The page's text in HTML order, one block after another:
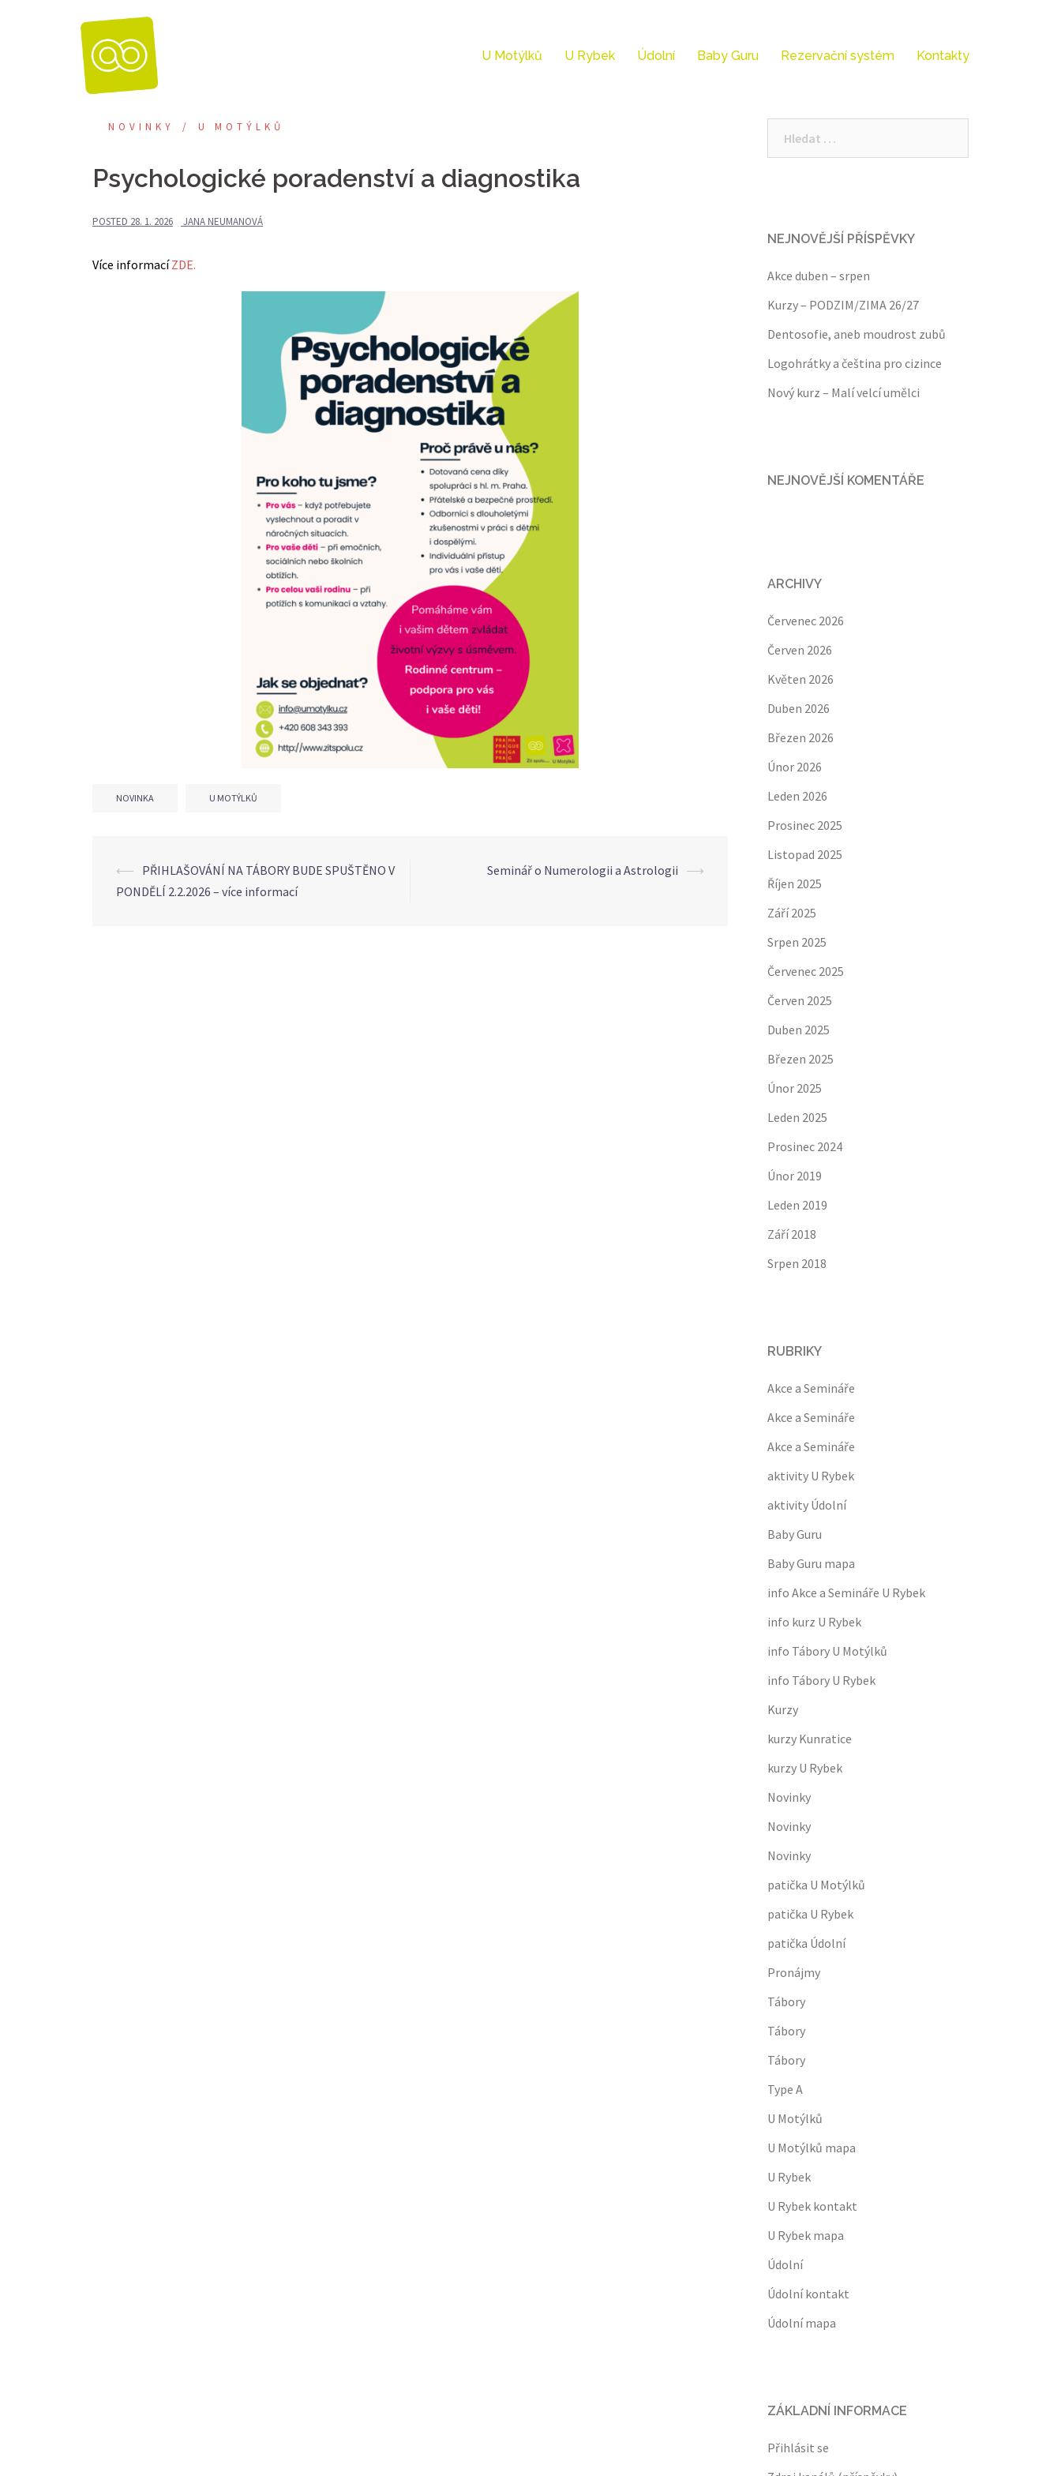
U Motýlků U Rybek Údolní Baby Guru Rezervační systém Kontakty
NOVINKY U MOTÝLKŮ
Psychologické poradenství a diagnostika
POSTED 28. 1. 2026 JANA NEUMANOVÁ
Více informacíZDE.
NOVINKA U MOTÝLKŮ
Post
⟵ PŘIHLAŠOVÁNÍ NA TÁBORY BUDE SPUŠTĚNO V
PONDĚLÍ 2.2.2026 – více informací
Seminář o Numerologii a Astrologii ⟶
NEJNOVĚJŠÍ PŘÍSPĚVKY
Akce duben – srpen
Kurzy – PODZIM/ZIMA 26/27
Dentosofie, aneb moudrost zubů
Logohrátky a čeština pro cizince
Nový kurz – Malí velcí umělci
NEJNOVĚJŠÍ KOMENTÁŘE
ARCHIVY
Červenec 2026
Červen 2026
Květen 2026
Duben 2026
Březen 2026
Únor 2026
Leden 2026
Prosinec 2025
Listopad 2025
Říjen 2025
Září 2025
Srpen 2025
Červenec 2025
Červen 2025
Duben 2025
Březen 2025
Únor 2025
Leden 2025
Prosinec 2024
Únor 2019
Leden 2019
Září 2018
Srpen 2018
RUBRIKY
Akce a Semináře
Akce a Semináře
Akce a Semináře
aktivity U Rybek
aktivity Údolní
Baby Guru
Baby Guru mapa
info Akce a Semináře U Rybek
info kurz U Rybek
info Tábory U Motýlků
info Tábory U Rybek
Kurzy
kurzy Kunratice
kurzy U Rybek
Novinky
Novinky
Novinky
patička U Motýlků
patička U Rybek
patička Údolní
Pronájmy
Tábory
Tábory
Tábory
Type A
U Motýlků
U Motýlků mapa
U Rybek
U Rybek kontakt
U Rybek mapa
Údolní
Údolní kontakt
Údolní mapa
ZÁKLADNÍ INFORMACE
Přihlásit se